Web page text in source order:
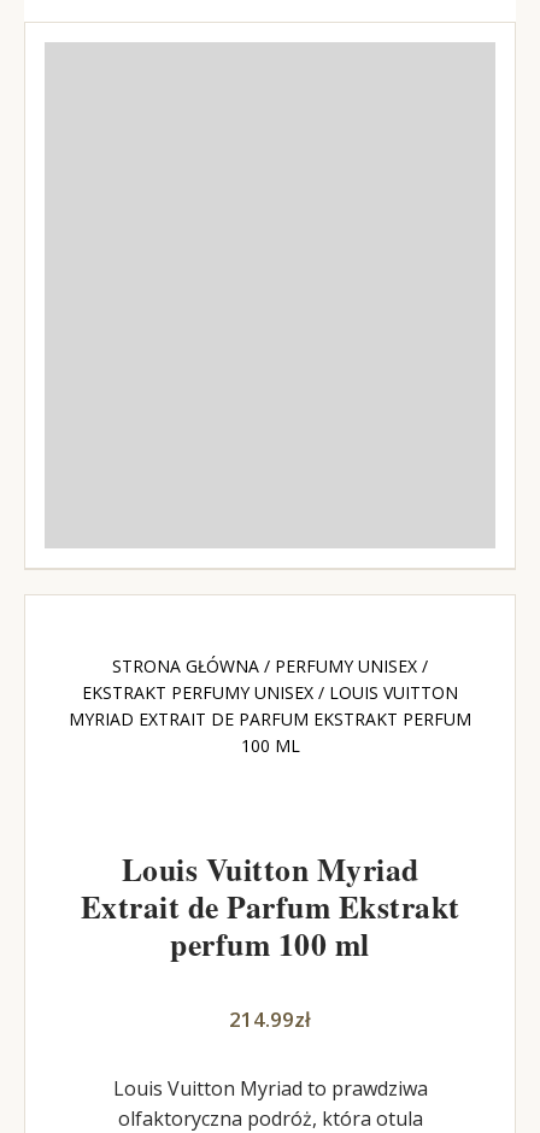
STRONA GŁÓWNA / PERFUMY UNISEX /
EKSTRAKT PERFUMY UNISEX / LOUIS VUITTON
MYRIAD EXTRAIT DE PARFUM EKSTRAKT PERFUM
100 ML
Louis Vuitton Myriad
Extrait de Parfum Ekstrakt
perfum 100 ml
214.99zł
Louis Vuitton Myriad to prawdziwa
olfaktoryczna podróż, która otula